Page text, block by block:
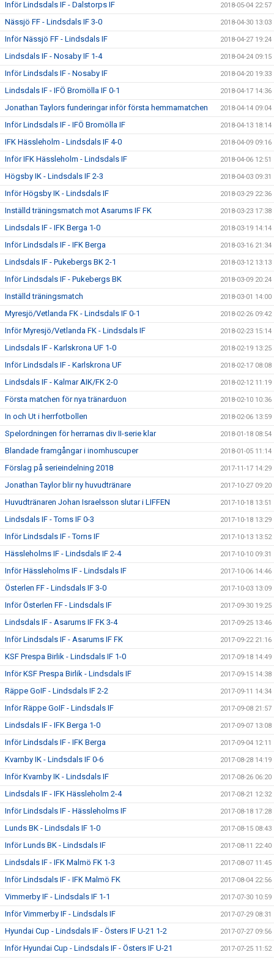
Inför Lindsdals IF - Dalstorps IF 2018-05-04 22:57
Nässjö FF - Lindsdals IF 3-0 2018-04-30 13:03
Inför Nässjö FF - Lindsdals IF 2018-04-27 19:24
Lindsdals IF - Nosaby IF 1-4 2018-04-24 09:15
Inför Lindsdals IF - Nosaby IF 2018-04-20 19:33
Lindsdals IF - IFÖ Bromölla IF 0-1 2018-04-17 14:36
Jonathan Taylors funderingar inför första hemmamatchen 2018-04-14 09:04
Inför Lindsdals IF - IFÖ Bromölla IF 2018-04-13 18:14
IFK Hässleholm - Lindsdals IF 4-0 2018-04-09 09:16
Inför IFK Hässleholm - Lindsdals IF 2018-04-06 12:51
Högsby IK - Lindsdals IF 2-3 2018-04-03 09:31
Inför Högsby IK - Lindsdals IF 2018-03-29 22:36
Inställd träningsmatch mot Asarums IF FK 2018-03-23 17:38
Lindsdals IF - IFK Berga 1-0 2018-03-19 14:14
Inför Lindsdals IF - IFK Berga 2018-03-16 21:34
Lindsdals IF - Pukebergs BK 2-1 2018-03-12 13:13
Inför Lindsdals IF - Pukebergs BK 2018-03-09 20:24
Inställd träningsmatch 2018-03-01 14:00
Myresjö/Vetlanda FK - Lindsdals IF 0-1 2018-02-26 09:42
Inför Myresjö/Vetlanda FK - Lindsdals IF 2018-02-23 15:14
Lindsdals IF - Karlskrona UF 1-0 2018-02-19 13:25
Inför Lindsdals IF - Karlskrona UF 2018-02-17 08:08
Lindsdals IF - Kalmar AIK/FK 2-0 2018-02-12 11:19
Första matchen för nya tränarduon 2018-02-10 10:36
In och Ut i herrfotbollen 2018-02-06 13:59
Spelordningen för herrarnas div II-serie klar 2018-01-18 08:54
Blandade framgångar i inomhuscuper 2018-01-05 11:14
Förslag på serieindelning 2018 2017-11-17 14:29
Jonathan Taylor blir ny huvudtränare 2017-10-27 09:20
Huvudtränaren Johan Israelsson slutar i LIFFEN 2017-10-18 13:51
Lindsdals IF - Torns IF 0-3 2017-10-18 13:29
Inför Lindsdals IF - Torns IF 2017-10-13 13:52
Hässleholms IF - Lindsdals IF 2-4 2017-10-10 09:31
Inför Hässleholms IF - Lindsdals IF 2017-10-06 14:46
Österlen FF - Lindsdals IF 3-0 2017-10-03 13:09
Inför Österlen FF - Lindsdals IF 2017-09-30 19:25
Lindsdals IF - Asarums IF FK 3-4 2017-09-25 13:46
Inför Lindsdals IF - Asarums IF FK 2017-09-22 21:16
KSF Prespa Birlik - Lindsdals IF 1-0 2017-09-18 14:49
Inför KSF Prespa Birlik - Lindsdals IF 2017-09-15 14:38
Räppe GoIF - Lindsdals IF 2-2 2017-09-11 14:34
Inför Räppe GoIF - Lindsdals IF 2017-09-08 21:57
Lindsdals IF - IFK Berga 1-0 2017-09-07 13:08
Inför Lindsdals IF - IFK Berga 2017-09-04 12:11
Kvarnby IK - Lindsdals IF 0-6 2017-08-28 14:19
Inför Kvarnby IK - Lindsdals IF 2017-08-26 06:20
Lindsdals IF - IFK Hässleholm 2-4 2017-08-21 12:32
Inför Lindsdals IF - Hässleholms IF 2017-08-18 17:28
Lunds BK - Lindsdals IF 1-0 2017-08-15 08:43
Inför Lunds BK - Lindsdals IF 2017-08-11 22:40
Lindsdals IF - IFK Malmö FK 1-3 2017-08-07 11:45
Inför Lindsdals IF - IFK Malmö FK 2017-08-04 22:56
Vimmerby IF - Lindsdals IF 1-1 2017-07-30 10:59
Inför Vimmerby IF - Lindsdals IF 2017-07-29 08:31
Hyundai Cup - Lindsdals IF - Östers IF U-21 1-2 2017-07-27 09:56
Inför Hyundai Cup - Lindsdals IF - Östers IF U-21 2017-07-25 11:52